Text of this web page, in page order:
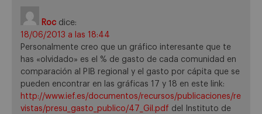
Roc dice:
18/06/2013 a las 18:44
Personalmente creo que un gráfico interesante que te
has «olvidado» es el % de gasto de cada comunidad en
comparación al PIB regional y el gasto por cápita que se
pueden encontrar en las gráficas 17 y 18 en este link:
http://www.ief.es/documentos/recursos/publicaciones/re
vistas/presu_gasto_publico/47_Gil.pdf del Instituto de